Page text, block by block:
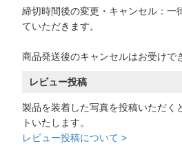
締切時間後の変更・キャンセル：一
ていただきます。
商品発送後のキャンセルはお受けで
レビュー投稿
製品を装着した写真を投稿いただく
トいたします。
レビュー投稿について >